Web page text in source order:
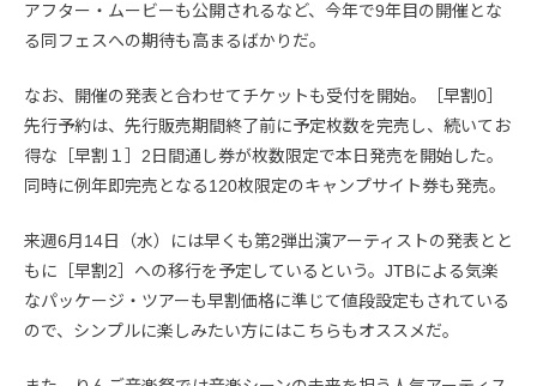
アフター・ムービーも公開されるなど、今年で9年目の開催とな
る同フェスへの期待も高まるばかりだ。
なお、開催の発表と合わせてチケットも受付を開始。［早割0］
先行予約は、先行販売期間終了前に予定枚数を完売し、続いてお
得な［早割１］2日間通し券が枚数限定で本日発売を開始した。
同時に例年即完売となる120枚限定のキャンプサイト券も発売。
来週6月14日（水）には早くも第2弾出演アーティストの発表とと
もに［早割2］への移行を予定しているという。JTBによる気楽
なパッケージ・ツアーも早割価格に準じて値段設定もされている
ので、シンプルに楽しみたい方にはこちらもオススメだ。